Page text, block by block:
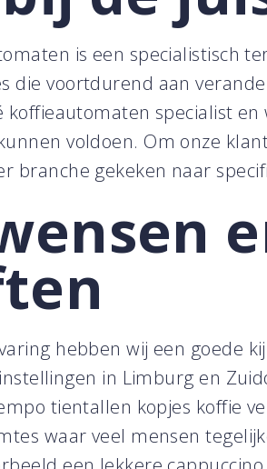
is een specialistisch
die voortdurend aan
koffieautomaten specialist
voldoen. Om onze
branche gekeken naar
hebben wij een goede
in Limburg en
tientallen kopjes koffie
waar veel mensen